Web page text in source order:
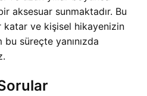
aksesuar sunmaktadır. Bu
katar ve kişisel hikayenizin
süreçte yanınızda